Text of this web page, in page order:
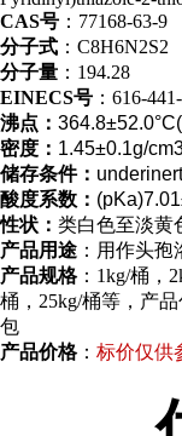
CAS号 ：77168-63-9
分子式 ：C8H6N2S2
分子量 ：194.28
EINECS号 ：616-
沸点：
密度： 1.45±0.1g/
储存条件：
酸度系数：
性状： 类白色至淡黄
产品用途 ：用作头
产品规格：1kg/桶，
桶，25kg/桶等，产
包
产品价格： 标价仅供